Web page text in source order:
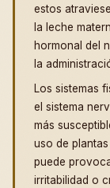
estos
la leche
hormonal del
la
Los sistemas
el sistema
más
uso de
puede
irritabilidad o